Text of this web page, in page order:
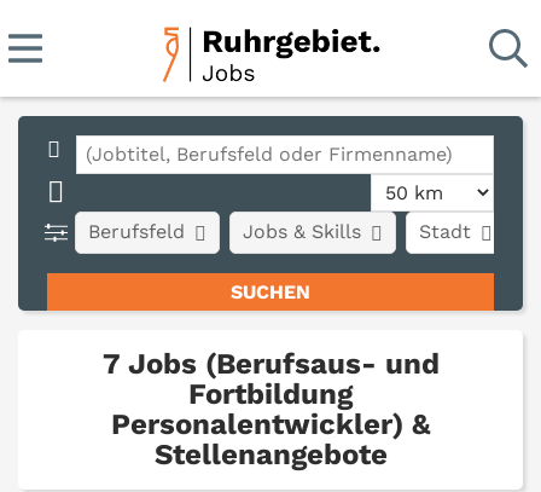
Stadt
Berufsfeld Jobs & Skills
7 Jobs (Berufsaus- und
Fortbildung
Personalentwickler) &
Stellenangebote